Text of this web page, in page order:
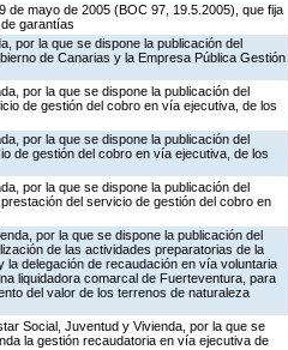
mayo de 2005 (BOC 97, 19.5.2005), que fija
garantías
por la que se dispone la publicación del
de Canarias y la Empresa Pública Gestión
por la que se dispone la publicación del
de gestión del cobro en vía ejecutiva, de los
por la que se dispone la publicación del
de gestión del cobro en vía ejecutiva, de los
por la que se dispone la publicación del
del servicio de gestión del cobro en
por la que se dispone la publicación del
de las actividades preparatorias de la
la delegación de recaudación en vía voluntaria
liquidadora comarcal de Fuerteventura, para
del valor de los terrenos de naturaleza
Social, Juventud y Vivienda, por la que se
la gestión recaudatoria en vía ejecutiva de